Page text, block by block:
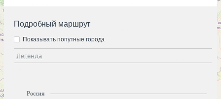
Подробный маршрут
Легенда
Показывать попутные города
Россия